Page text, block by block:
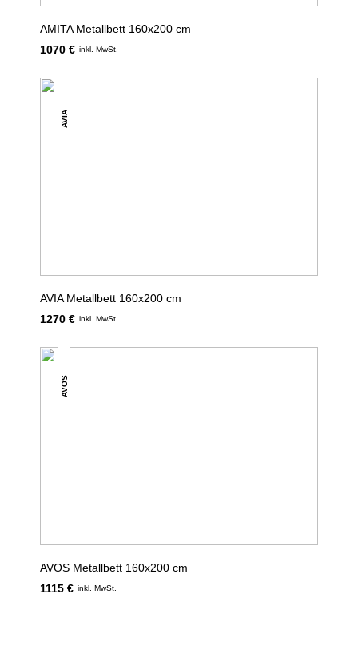
AMITA Metallbett 160x200 cm
1070 € inkl. MwSt.
AVIA
AVIA Metallbett 160x200 cm
1270 € inkl. MwSt.
AVOS
AVOS Metallbett 160x200 cm
1115 € inkl. MwSt.